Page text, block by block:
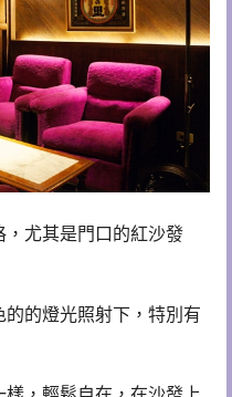
尤其是門口的紅沙發
的燈光照射下，特別有